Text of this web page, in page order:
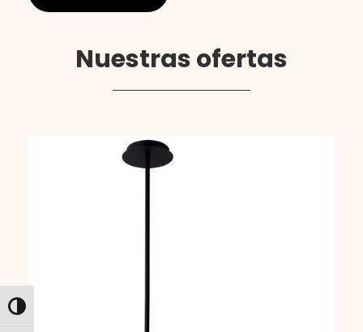
Alternar alto contraste
Nuestras ofertas